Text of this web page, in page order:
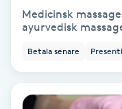
Medicinsk
ayurvedisk
Betala senare